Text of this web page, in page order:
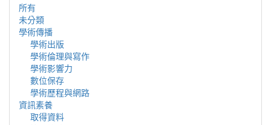
所有
未分類
學術傳播
學術出版
學術倫理與寫作
學術影響力
數位保存
學術歷程與網路
資訊素養
取得資料